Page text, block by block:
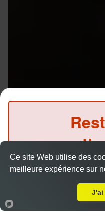
Menu V1 - Gyoza
14.50 €
6 gyozas, 8 California
salade.
Accueil
Ce site Web utilise des
meilleure expérience sur
J'ai